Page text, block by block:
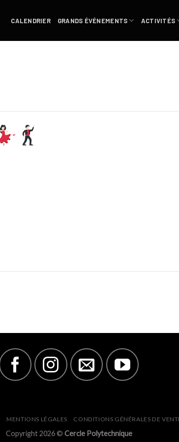
CALENDRIER GRANDS ÉVÉNEMENTS ACTIVITÉS
MENTIONS LÉGALES CONDITIONS GÉNÉRALES DE
Copyright 2026 © Cercle Polytechnique